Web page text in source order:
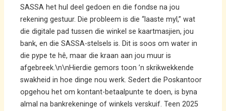
SASSA het hul deel gedoen en die fondse na jou
rekening gestuur. Die probleem is die “laaste myl,” wat
die digitale pad tussen die winkel se kaartmasjien, jou
bank, en die SASSA-stelsels is. Dit is soos om water in
die pype te hê, maar die kraan aan jou muur is
afgebreek.\n\nHierdie gemors toon ’n skrikwekkende
swakheid in hoe dinge nou werk. Sedert die Poskantoor
opgehou het om kontant-betaalpunte te doen, is byna
almal na bankrekeninge of winkels verskuif. Teen 2025